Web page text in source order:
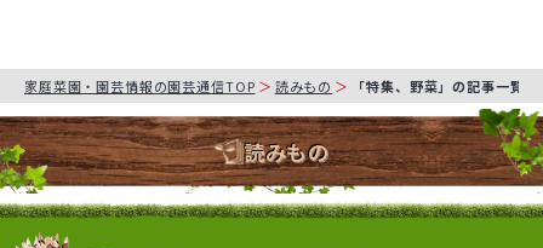
家庭菜園・園芸情報の園芸通信TOP 読みもの 「特集、野菜」の記事一覧
読みもの